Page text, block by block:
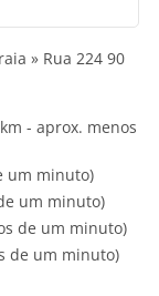
» Rua 224 90
- aprox. menos
um minuto)
um minuto)
de um minuto)
de um minuto)